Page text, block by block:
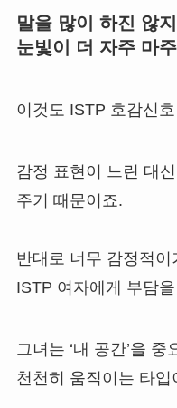
말을 많이 하진 않
눈빛이 더 자주 마
이것도 ISTP 호감신
감정 표현이 느린 대신
주기 때문이죠.
반대로 너무 감정적
ISTP 여자에게 부담
그녀는 ‘내 공간’을
천천히 움직이는 타